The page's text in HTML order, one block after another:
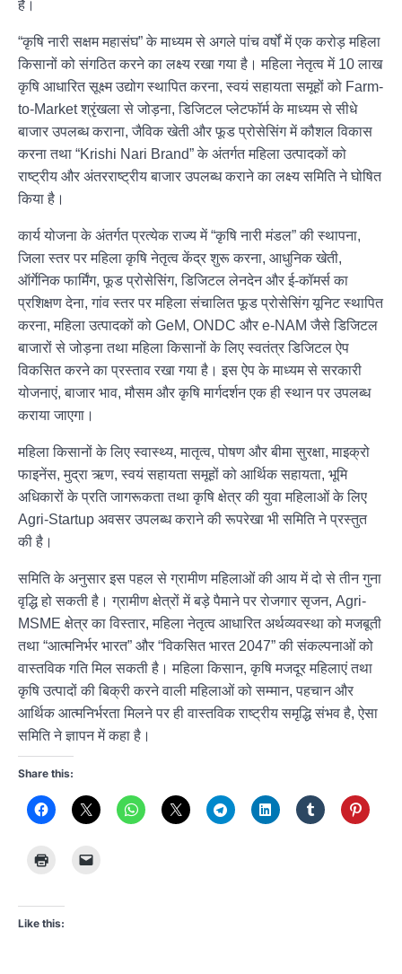
है।
“कृषि नारी सक्षम महासंघ” के माध्यम से अगले पांच वर्षों में एक करोड़ महिला
किसानों को संगठित करने का लक्ष्य रखा गया है। महिला नेतृत्व में 10 लाख
कृषि आधारित सूक्ष्म उद्योग स्थापित करना, स्वयं सहायता समूहों को Farm-
to-Market श्रृंखला से जोड़ना, डिजिटल प्लेटफॉर्म के माध्यम से सीधे
बाजार उपलब्ध कराना, जैविक खेती और फूड प्रोसेसिंग में कौशल विकास
करना तथा “Krishi Nari Brand” के अंतर्गत महिला उत्पादकों को
राष्ट्रीय और अंतरराष्ट्रीय बाजार उपलब्ध कराने का लक्ष्य समिति ने घोषित
किया है।
कार्य योजना के अंतर्गत प्रत्येक राज्य में “कृषि नारी मंडल” की स्थापना,
जिला स्तर पर महिला कृषि नेतृत्व केंद्र शुरू करना, आधुनिक खेती,
ऑर्गेनिक फार्मिंग, फूड प्रोसेसिंग, डिजिटल लेनदेन और ई-कॉमर्स का
प्रशिक्षण देना, गांव स्तर पर महिला संचालित फूड प्रोसेसिंग यूनिट स्थापित
करना, महिला उत्पादकों को GeM, ONDC और e-NAM जैसे डिजिटल
बाजारों से जोड़ना तथा महिला किसानों के लिए स्वतंत्र डिजिटल ऐप
विकसित करने का प्रस्ताव रखा गया है। इस ऐप के माध्यम से सरकारी
योजनाएं, बाजार भाव, मौसम और कृषि मार्गदर्शन एक ही स्थान पर उपलब्ध
कराया जाएगा।
महिला किसानों के लिए स्वास्थ्य, मातृत्व, पोषण और बीमा सुरक्षा, माइक्रो
फाइनेंस, मुद्रा ऋण, स्वयं सहायता समूहों को आर्थिक सहायता, भूमि
अधिकारों के प्रति जागरूकता तथा कृषि क्षेत्र की युवा महिलाओं के लिए
Agri-Startup अवसर उपलब्ध कराने की रूपरेखा भी समिति ने प्रस्तुत
की है।
समिति के अनुसार इस पहल से ग्रामीण महिलाओं की आय में दो से तीन गुना
वृद्धि हो सकती है। ग्रामीण क्षेत्रों में बड़े पैमाने पर रोजगार सृजन, Agri-
MSME क्षेत्र का विस्तार, महिला नेतृत्व आधारित अर्थव्यवस्था को मजबूती
तथा “आत्मनिर्भर भारत” और “विकसित भारत 2047” की संकल्पनाओं को
वास्तविक गति मिल सकती है। महिला किसान, कृषि मजदूर महिलाएं तथा
कृषि उत्पादों की बिक्री करने वाली महिलाओं को सम्मान, पहचान और
आर्थिक आत्मनिर्भरता मिलने पर ही वास्तविक राष्ट्रीय समृद्धि संभव है, ऐसा
समिति ने ज्ञापन में कहा है।
Share this:
Like this: